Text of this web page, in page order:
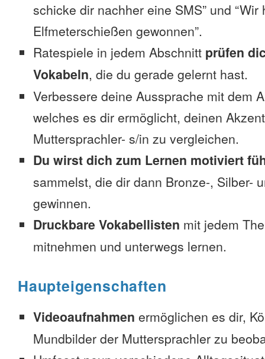
schicke dir nachher eine SMS” und
Elfmeterschießen gewonnen”.
Ratespiele in jedem Abschnitt prüfen
Vokabeln, die du gerade gelernt hast.
Verbessere deine Aussprache mit dem
welches es dir ermöglicht, deinen
Muttersprachler- s/in zu vergleichen.
Du wirst dich zum Lernen motiviert
sammelst, die dir dann Bronze-, Silber-
gewinnen.
Druckbare Vokabellisten mit jedem
mitnehmen und unterwegs lernen.
Haupteigenschaften
Videoaufnahmen ermöglichen es dir,
Mundbilder der Muttersprachler zu